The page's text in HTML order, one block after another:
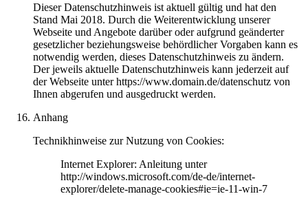
Dieser Datenschutzhinweis ist aktuell gültig und hat den
Stand Mai 2018. Durch die Weiterentwicklung unserer
Webseite und Angebote darüber oder aufgrund geänderter
gesetzlicher beziehungsweise behördlicher Vorgaben kann es
notwendig werden, dieses Datenschutzhinweis zu ändern.
Der jeweils aktuelle Datenschutzhinweis kann jederzeit auf
der Webseite unter https://www.domain.de/datenschutz von
Ihnen abgerufen und ausgedruckt werden.
Anhang
Technikhinweise zur Nutzung von Cookies:
Internet Explorer: Anleitung unter
http://windows.microsoft.com/de-de/internet-
explorer/delete-manage-cookies#ie=ie-11-win-7